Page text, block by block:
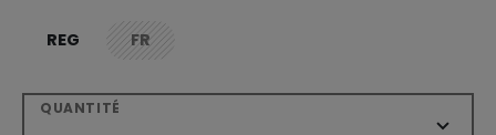
REG FRnot.available
QUANTITÉ